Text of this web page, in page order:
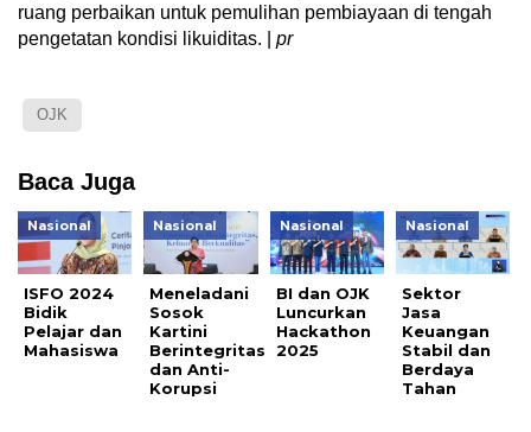
ruang perbaikan untuk pemulihan pembiayaan di tengah
pengetatan kondisi likuiditas. | pr
OJK
Baca Juga
Nasional
ISFO 2024
Bidik
Pelajar dan
Mahasiswa
Nasional
Meneladani
Sosok
Kartini
Berintegritas
dan Anti-
Korupsi
Nasional
BI dan OJK
Luncurkan
Hackathon
2025
Nasional
Sektor
Jasa
Keuangan
Stabil dan
Berdaya
Tahan